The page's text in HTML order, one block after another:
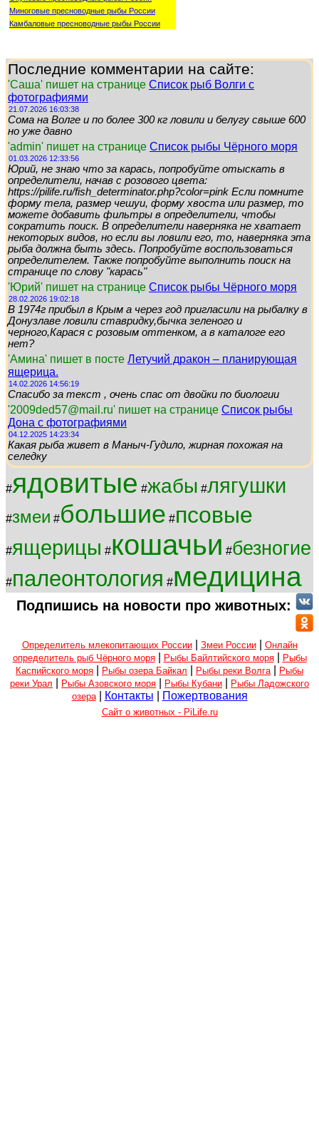
Миноговые пресноводные рыбы России
Камбаловые пресноводные рыбы России
Последние комментарии на сайте:
'Саша' пишет на странице Список рыб Волги с
фотографиями
21.07.2026 16:03:38
Сома на Волге и по более 300 кг ловили и белугу свыше 600
но уже давно
'admin' пишет на странице Список рыбы Чёрного моря
01.03.2026 12:33:56
Юрий, не знаю что за карась, попробуйте отыскать в
определители, начав с розового цвета:
https://pilife.ru/fish_determinator.php?color=pink Если помните
форму тела, размер чешуи, форму хвоста или размер, то
можете добавить фильтры в определители, чтобы
сократить поиск. В определители наверняка не хватает
некоторых видов, но если вы ловили его, то, наверняка эта
рыба должна быть здесь. Попробуйте воспользоваться
определителем. Также попробуйте выполнить поиск на
странице по слову "карась"
'Юрий' пишет на странице Список рыбы Чёрного моря
28.02.2026 19:02:18
В 1974г прибыл в Крым а через год пригласили на рыбалку в
Донузлаве ловили ставридку,бычка зеленого и
черного,Карася с розовым оттенком, а в каталоге его
нет?
'Амина' пишет в посте Летучий дракон – планирующая
ящерица.
14.02.2026 14:56:19
Спасибо за текст , очень спас от двойки по биологии
'2009ded57@mail.ru' пишет на странице Список рыбы
Дона с фотографиями
04.12.2025 14:23:34
Какая рыба живет в Маныч-Гудило, жирная похожая на
селедку
#ядовитые #жабы #лягушки
#змеи #большие #псовые
#ящерицы #кошачьи #безногие
#палеонтология #медицина
Подпишись на новости про животных:
Определитель млекопитающих России| Змеи России| Онлайн
определитель рыб Чёрного моря| Рыбы Байлтийского моря|
Рыбы
Каспийского моря
Рыбы озера Байкал Рыбы реки Волга
Рыбы
реки Урал
Рыбы Азовского моря Рыбы Кубани
Рыбы Ладожского
озера| Контакты Пожертвования
Сайт о животных - PiLife.ru